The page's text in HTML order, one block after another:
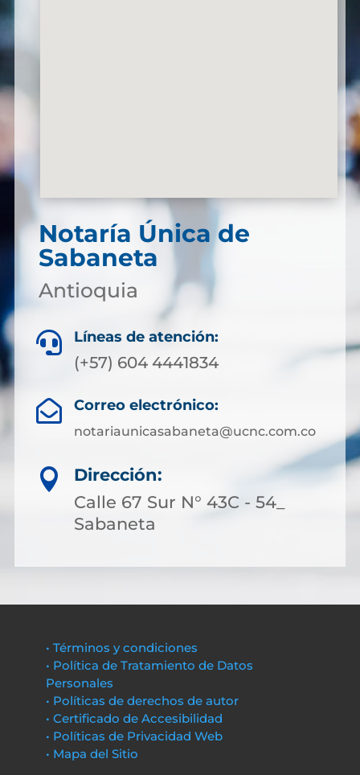
Notaría Única de
Sabaneta
Antioquia
 Líneas de atención:
(+57) 604 4441834
 Correo electrónico:
notariaunicasabaneta@ucnc.com.co

Dirección:
Calle 67 Sur N° 43C - 54_
Sabaneta
• Términos y condiciones
• Política de Tratamiento de Datos
Personales
• Políticas de derechos de autor
• Certificado de Accesibilidad
• Políticas de Privacidad Web
• Mapa del Sitio